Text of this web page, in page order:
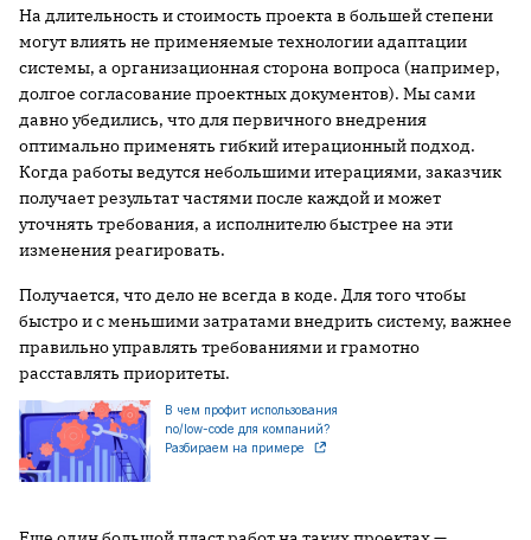
На длительность и стоимость проекта в большей степени
могут влиять не применяемые технологии адаптации
системы, а организационная сторона вопроса (например,
долгое согласование проектных документов). Мы сами
давно убедились, что для первичного внедрения
оптимально применять гибкий итерационный подход.
Когда работы ведутся небольшими итерациями, заказчик
получает результат частями после каждой и может
уточнять требования, а исполнителю быстрее на эти
изменения реагировать.
Получается, что дело не всегда в коде. Для того чтобы
быстро и с меньшими затратами внедрить систему, важнее
правильно управлять требованиями и грамотно
расставлять приоритеты.
В чем профит использования
no/low-code для компаний?
Разбираем на примере